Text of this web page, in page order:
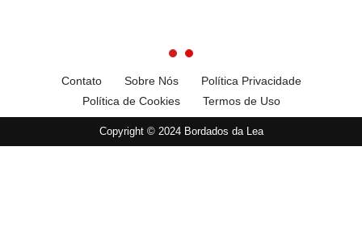
Contato Sobre Nós
Política Privacidade
Política de Cookies
Termos de Uso
Copyright © 2024 Bordados da Lea